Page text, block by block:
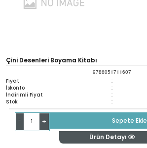
Çini Desenleri Boyama Kitabı
9786051711607
Fiyat :
İskonto :
İndirimli Fiyat :
Stok :
- +
Sepete Ekle
Ürün Detayı